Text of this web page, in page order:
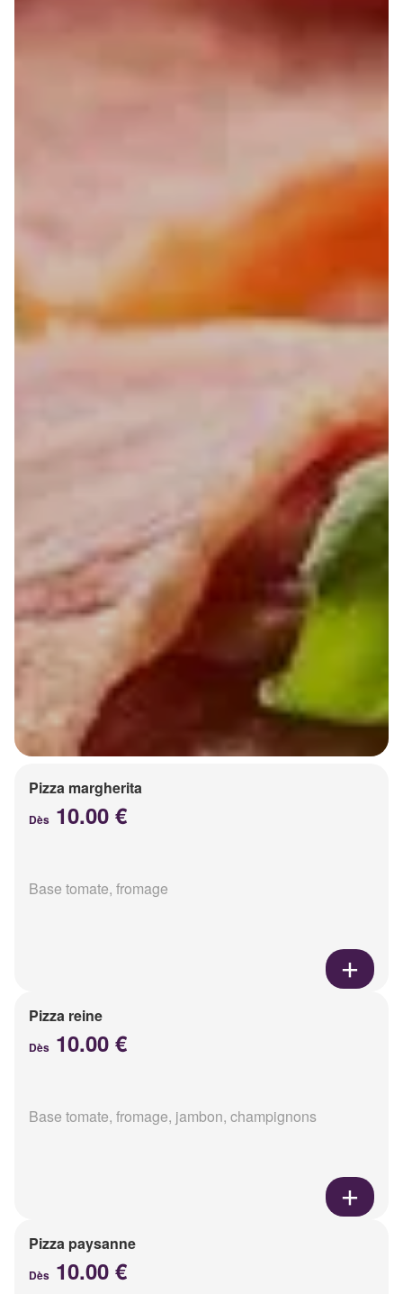
Pizza margherita
Dès 10.00 €
Base tomate, fromage
Pizza reine
Dès 10.00 €
Base tomate, fromage, jambon, champignons
Pizza paysanne
Dès 10.00 €